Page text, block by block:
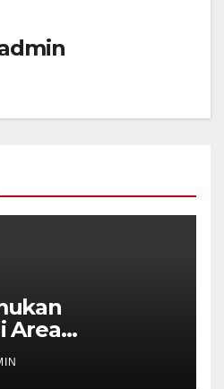
Area
Polisi
Ada Tanda